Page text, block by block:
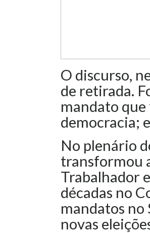
O discurso,
de retirada.
mandato
democracia;
No plenário
transformou
Trabalhador
décadas no
mandatos no
novas